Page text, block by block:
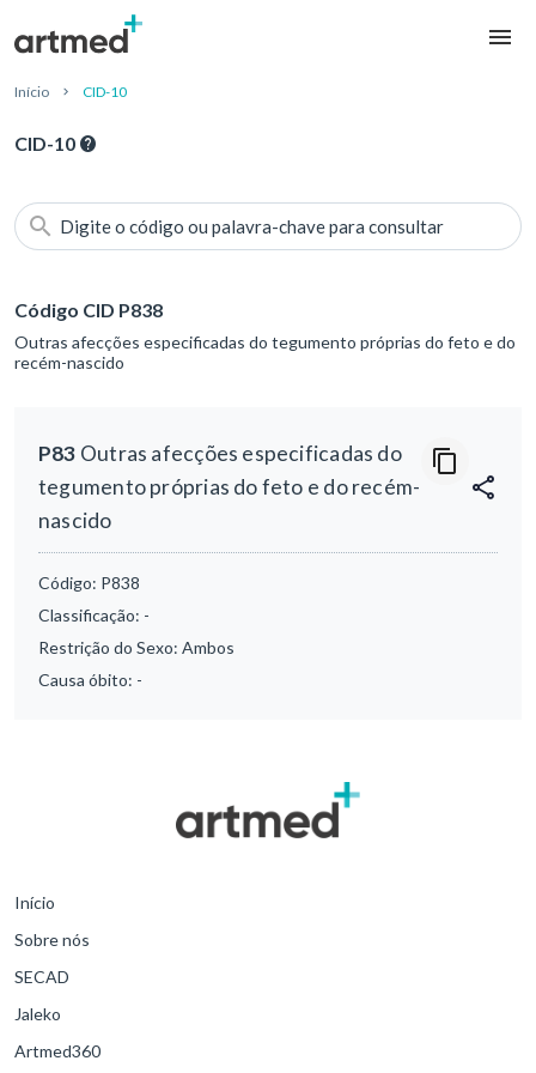
Início CID-10
CID-10
Digite o código ou palavra-chave para consultar
Código CID P838
Outras afecções especificadas do tegumento próprias do feto e do
recém-nascido
P83 Outras afecções especificadas do
tegumento próprias do feto e do recém-
nascido
Código: P838
Classificação: -
Restrição do Sexo: Ambos
Causa óbito: -
Início
Sobre nós
SECAD
Jaleko
Artmed360